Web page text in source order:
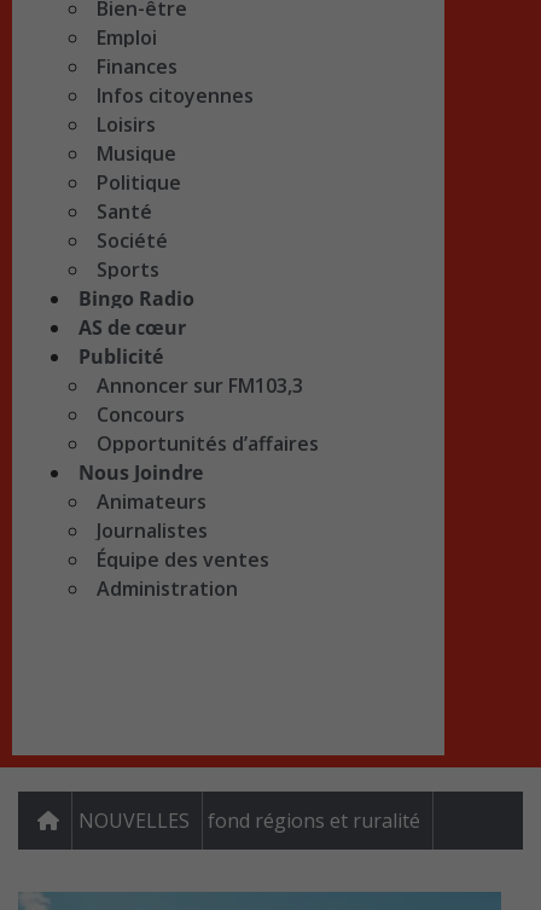
Bien-être
Emploi
Finances
Infos citoyennes
Loisirs
Musique
Politique
Santé
Société
Sports
Bingo Radio
AS de cœur
Publicité
Annoncer sur FM103,3
Concours
Opportunités d’affaires
Nous Joindre
Animateurs
Journalistes
Équipe des ventes
Administration
NOUVELLES fond régions et ruralité